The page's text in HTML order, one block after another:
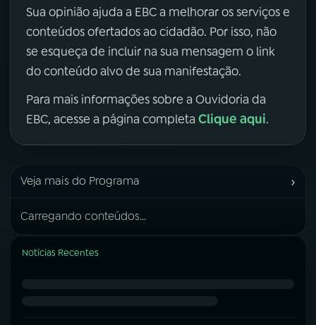
Sua opinião ajuda a EBC a melhorar os serviços e
conteúdos ofertados ao cidadão. Por isso, não
se esqueça de incluir na sua mensagem o link
do conteúdo alvo de sua manifestação.
Para mais informações sobre a Ouvidoria da
EBC, acesse a página completa Clique aqui.
Veja mais do Programa ›
Carregando conteúdos...
Notícias Recentes